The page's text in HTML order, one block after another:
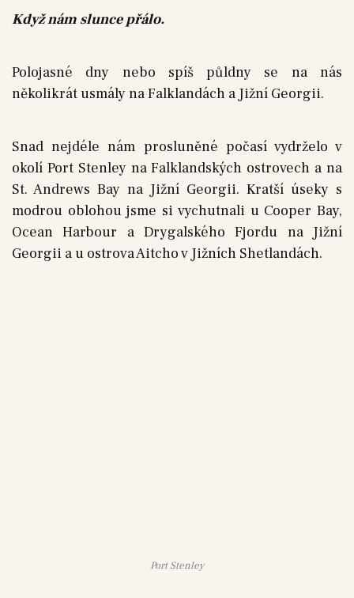
Když nám slunce přálo.
Polojasné dny nebo spíš půldny se na nás
několikrát usmály na Falklandách a Jižní Georgii.
Snad nejdéle nám prosluněné počasí vydrželo v
okolí Port Stenley na Falklandských ostrovech a na
St. Andrews Bay na Jižní Georgii. Kratší úseky s
modrou oblohou jsme si vychutnali u Cooper Bay,
Ocean Harbour a Drygalského Fjordu na Jižní
Georgii a u ostrova Aitcho v Jižních Shetlandách.
Port Stenley